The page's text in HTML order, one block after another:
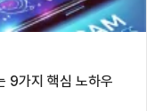
9가지 핵심 노하우